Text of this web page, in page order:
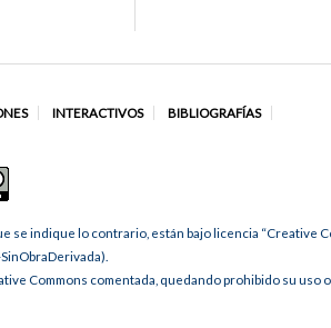
INTERACTIVOS BIBLIOGRAFÍAS
se indique lo contrario, están bajo licencia “Creative
Commons comentada, quedando prohibido su uso